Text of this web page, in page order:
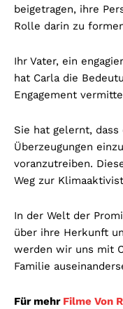
beigetragen, ihre
Rolle darin zu
Ihr Vater, ein
hat Carla die
Engagement
Sie hat gelernt,
Überzeugungen
voranzutreiben.
Weg zur
In der Welt der
über ihre Herkunft
werden wir uns mit
Familie
Für mehr Filme Von